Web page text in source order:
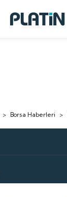
> Borsa Haberleri >